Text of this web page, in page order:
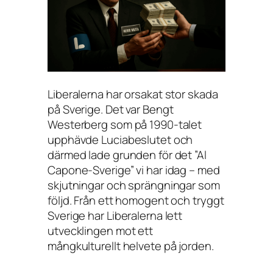
Liberalerna har orsakat stor skada
på Sverige. Det var Bengt
Westerberg som på 1990-talet
upphävde Luciabeslutet och
därmed lade grunden för det ”Al
Capone-Sverige” vi har idag – med
skjutningar och sprängningar som
följd. Från ett homogent och tryggt
Sverige har Liberalerna lett
utvecklingen mot ett
mångkulturellt helvete på jorden.